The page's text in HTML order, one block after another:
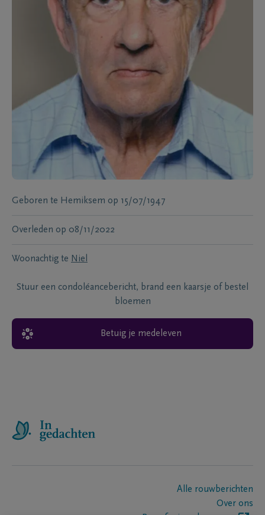
Geboren te Hemiksem op 15/07/1947
Overleden op 08/11/2022
Woonachtig te Niel
Stuur een condoléancebericht, brand een kaarsje of bestel
bloemen
Betuig je medeleven
Alle rouwberichten
Over ons